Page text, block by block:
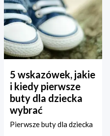
5 wskazówek, jakie
i kiedy pierwsze
buty dla dziecka
wybrać
Pierwsze buty dla dziecka